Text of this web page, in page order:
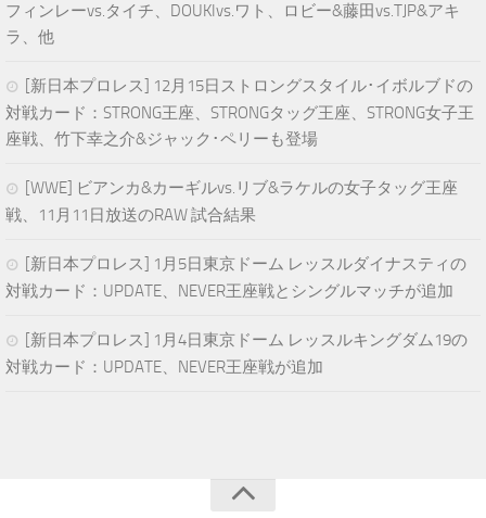
フィンレーvs.タイチ、DOUKIvs.ワト、ロビー&藤田vs.TJP&アキ
ラ、他
[新日本プロレス] 12月15日ストロングスタイル･イボルブドの
対戦カード：STRONG王座、STRONGタッグ王座、STRONG女子王
座戦、竹下幸之介&ジャック･ペリーも登場
[WWE] ビアンカ&カーギルvs.リブ&ラケルの女子タッグ王座
戦、11月11日放送のRAW 試合結果
[新日本プロレス] 1月5日東京ドーム レッスルダイナスティの
対戦カード：UPDATE、NEVER王座戦とシングルマッチが追加
[新日本プロレス] 1月4日東京ドーム レッスルキングダム19の
対戦カード：UPDATE、NEVER王座戦が追加